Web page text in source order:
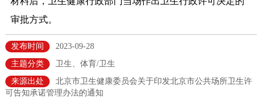
政策兑现 政策解读 回应关切
决策公开
政务服务
个人服务
审批方式。
发布时间
2023-09-28
主题分类
卫生、体育/卫生
来源出处
北京市卫生健康委员会关于印发北京市公共场所卫生许
可告知承诺管理办法的通知